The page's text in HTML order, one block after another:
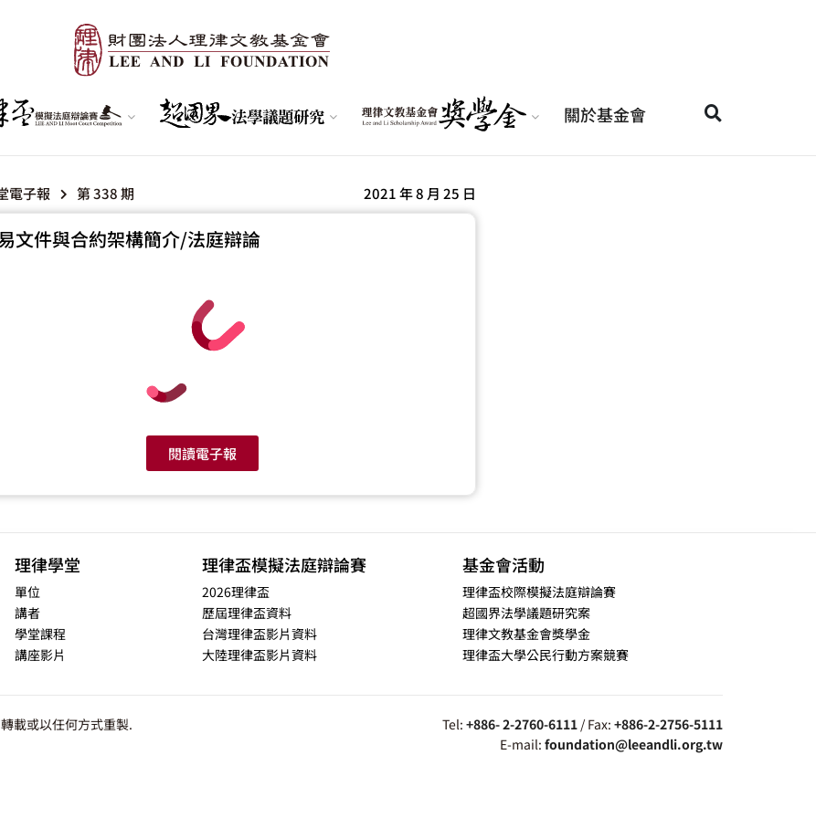
關於基金會
電子報 第 338 期 2021 年 8 月 25 日
文件與合約架構簡介/法庭辯論
閱讀電子報
理律學堂
單位
講者
學堂課程
講座影片
理律盃模擬法庭辯論賽
2026理律盃
歷屆理律盃資料
台灣理律盃影片資料
大陸理律盃影片資料
基金會活動
理律盃校際模擬法庭辯論賽
超國界法學議題研究案
理律文教基金會獎學金
理律盃大學公民行動方案競賽
載或以任何方式重製.
Tel: +886- 2-2760-6111 / Fax: +886-2-2756-5111
E-mail: foundation@leeandli.org.tw